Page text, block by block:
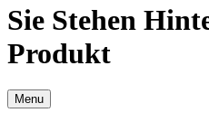
Sie Stehen
Produkt
Menu